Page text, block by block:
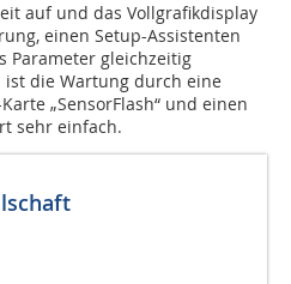
auf und das Vollgrafikdisplay
einen Setup-Assistenten
Parameter gleichzeitig
ist die Wartung durch eine
„SensorFlash“ und einen
sehr einfach.